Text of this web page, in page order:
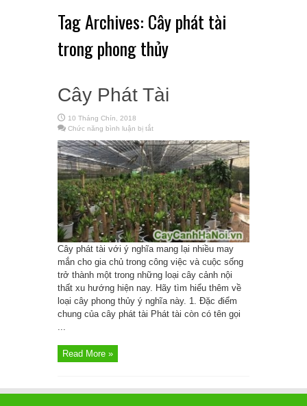
Tag Archives: Cây phát tài
trong phong thủy
Cây Phát Tài
10 Tháng Chín, 2018
Chức năng bình luận bị tắt
Phát
Tài
Cây phát tài với ý nghĩa mang lại nhiều may
mắn cho gia chủ trong công việc và cuộc sống
trở thành một trong những loại cây cảnh nội
thất xu hướng hiện nay. Hãy tìm hiểu thêm về
loại cây phong thủy ý nghĩa này. 1. Đặc điểm
chung của cây phát tài Phát tài còn có tên gọi
...
Read More »